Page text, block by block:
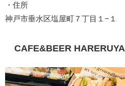
・住所
神戸市垂水区塩屋町７丁目１−１
CAFE&BEER HARERUYA